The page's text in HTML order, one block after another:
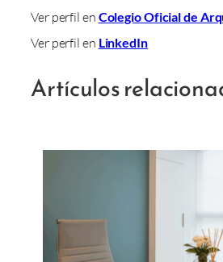
Ver perfil en Colegio Oficial de
Ver perfil en LinkedIn
Artículos